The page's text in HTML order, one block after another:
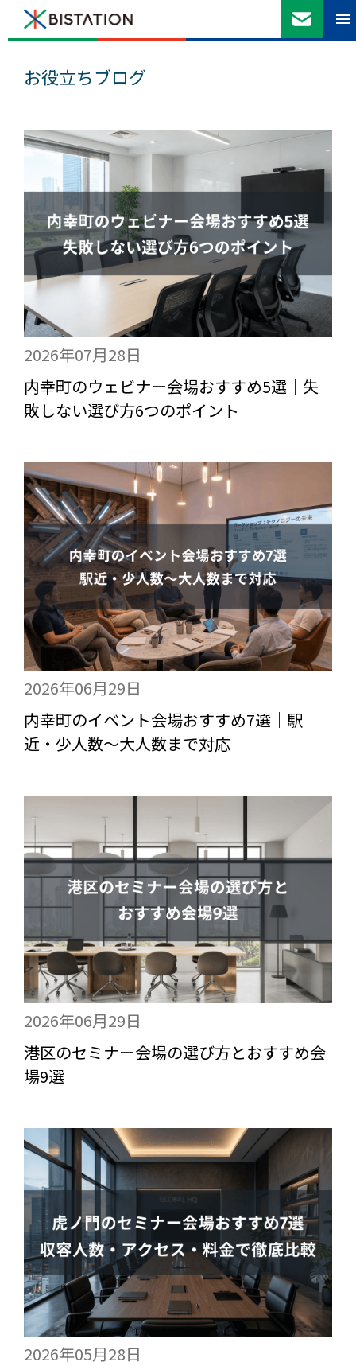
お役立ちブログ
2026年07月28日
内幸町のウェビナー会場おすすめ5選｜失
敗しない選び方6つのポイント
2026年06月29日
内幸町のイベント会場おすすめ7選｜駅
近・少人数〜大人数まで対応
2026年06月29日
港区のセミナー会場の選び方とおすすめ会
場9選
2026年05月28日